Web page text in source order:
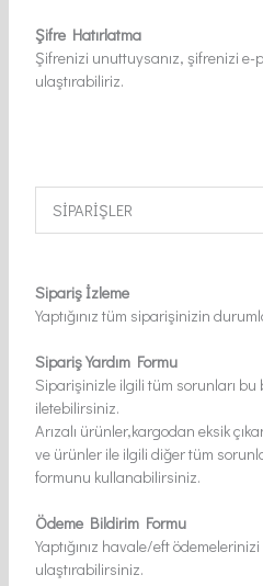
Şifre Hatırlatma
Şifrenizi unuttuysanız, şifrenizi e-
ulaştırabiliriz.
SİPARİŞLER
Sipariş İzleme
Yaptığınız tüm siparişinizin
Sipariş Yardım Formu
Siparişinizle ilgili tüm sorunları bu
iletebilirsiniz.
Arızalı ürünler,kargodan eksik
ve ürünler ile ilgili diğer tüm
formunu kullanabilirsiniz.
Ödeme Bildirim Formu
Yaptığınız havale/eft
ulaştırabilirsiniz.